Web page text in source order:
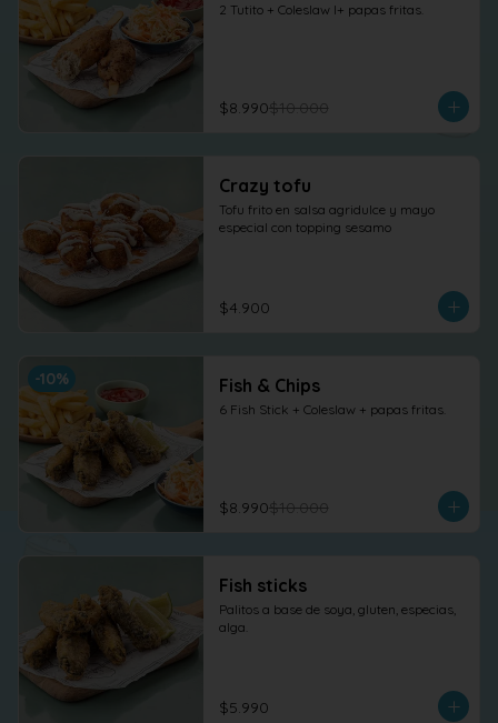
2 Tutito + Coleslaw l+ papas fritas.
$8.990$10.000
Crazy tofu
Tofu frito en salsa agridulce y mayo
especial con topping sesamo
$4.900
-10% Fish & Chips
6 Fish Stick + Coleslaw + papas fritas.
$8.990$10.000
Fish sticks
Palitos a base de soya, gluten, especias,
alga.
$5.990